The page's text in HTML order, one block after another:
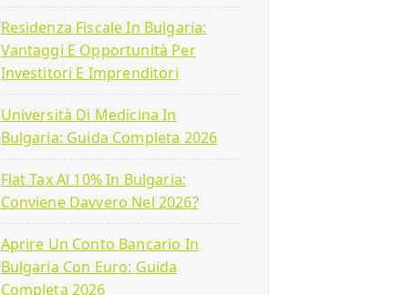
Residenza Fiscale In Bulgaria:
Vantaggi E Opportunità Per
Investitori E Imprenditori
Università Di Medicina In
Bulgaria: Guida Completa 2026
Flat Tax Al 10% In Bulgaria:
Conviene Davvero Nel 2026?
Aprire Un Conto Bancario In
Bulgaria Con Euro: Guida
Completa 2026